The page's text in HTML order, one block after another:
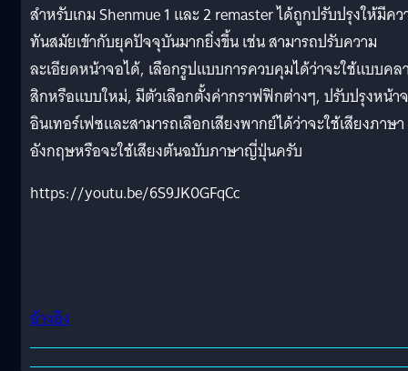
สำหรับเกม Shenmue 1 และ 2 remaster ได้ถูกปรับปรุงให้มีค
ทันสมัยเข้ากับยุคปัจจุบันมากยิ่งขึ้น เช่น สามารถปรับความ
ละเอียดหน้าจอได้, เลือกรูปแบบการควบคุมได้ว่าจะใช้แบบคล
สิกหรือแบบใหม่, มีตัวเลือกตั้งค่ากราฟฟิกต่างๆ, ปรับปรุงหน้า
อินเทอร์เฟซและสามารถเลือกเสียงพากย์ได้ว่าจะใช้เสียงภาษา
อังกฤษหรือจะใช้เสียงต้นฉบับภาษาญี่ปุ่นครับ
https://youtu.be/6S9JK0GFqCc
อ้างอิง